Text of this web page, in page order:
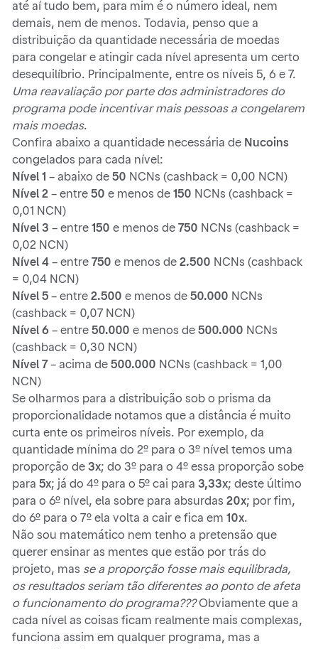
até aí tudo bem, para mim é o número ideal, nem
demais, nem de menos. Todavia, penso que a
distribuição da quantidade necessária de moedas
para congelar e atingir cada nível apresenta um certo
desequilíbrio. Principalmente, entre os níveis 5, 6 e 7.
Uma reavaliação por parte dos administradores do
programa pode incentivar mais pessoas a congelarem
mais moedas.
Confira abaixo a quantidade necessária de Nucoins
congelados para cada nível:
Nível 1 – abaixo de 50 NCNs (cashback = 0,00 NCN)
Nível 2 – entre 50 e menos de 150 NCNs (cashback =
0,01 NCN)
Nível 3 – entre 150 e menos de 750 NCNs (cashback =
0,02 NCN)
Nível 4 – entre 750 e menos de 2.500 NCNs (cashback
= 0,04 NCN)
Nível 5 – entre 2.500 e menos de 50.000 NCNs
(cashback = 0,07 NCN)
Nível 6 – entre 50.000 e menos de 500.000 NCNs
(cashback = 0,30 NCN)
Nível 7– acima de 500.000 NCNs (cashback = 1,00
NCN)
Se olharmos para a distribuição sob o prisma da
proporcionalidade notamos que a distância é muito
curta ente os primeiros níveis. Por exemplo, da
quantidade mínima do 2º para o 3º nível temos uma
proporção de 3x; do 3º para o 4º essa proporção sobe
para 5x; já do 4º para o 5º cai para 3,33x; deste último
para o 6º nível, ela sobre para absurdas 20x; por fim,
do 6º para o 7º ela volta a cair e fica em 10x.
Não sou matemático nem tenho a pretensão que
querer ensinar as mentes que estão por trás do
projeto, mas se a proporção fosse mais equilibrada,
os resultados seriam tão diferentes ao ponto de afeta
o funcionamento do programa???Obviamente que a
cada nível as coisas ficam realmente mais complexas,
funciona assim em qualquer programa, mas a